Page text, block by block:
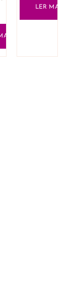
LER MAIS